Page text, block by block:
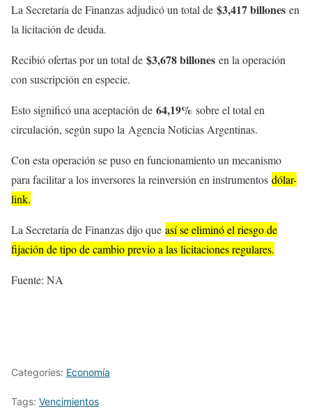
La Secretaría de Finanzas adjudicó un total de $3,417 billones en
la licitación de deuda.
Recibió ofertas por un total de $3,678 billones en la operación
con suscripción en especie.
Esto significó una aceptación de 64,19% sobre el total en
circulación, según supo la Agencia Noticias Argentinas.
Con esta operación se puso en funcionamiento un mecanismo
para facilitar a los inversores la reinversión en instrumentos dólar-
link.
La Secretaría de Finanzas dijo que así se eliminó el riesgo de
fijación de tipo de cambio previo a las licitaciones regulares.
Fuente: NA
Categories: Economía
Tags: Vencimientos